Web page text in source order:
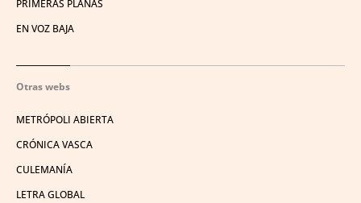
PRIMERAS PLANAS
EN VOZ BAJA
Otras webs
METRÓPOLI ABIERTA
CRÓNICA VASCA
CULEMANÍA
LETRA GLOBAL